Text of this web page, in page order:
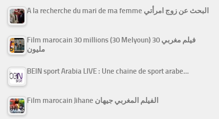
A la recherche du mari de ma femme البحث عن زوج امرأتي
Film marocain 30 millions (30 Melyoun) فيلم مغربي 30
مليون
BEIN sport Arabia LIVE : Une chaine de sport arabe…
Film marocain Jihane الفيلم المغربي جيهان